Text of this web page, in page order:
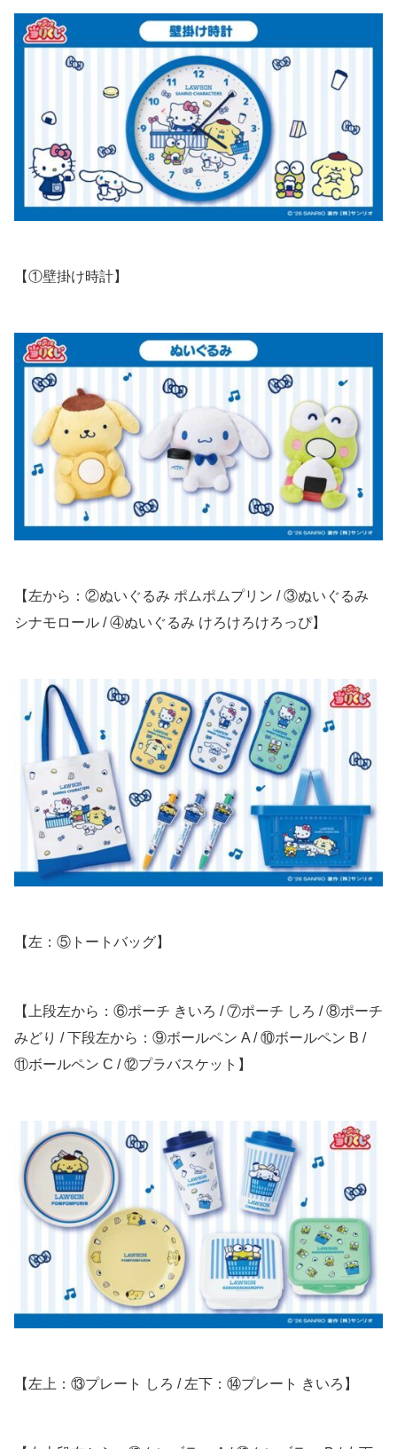
【①壁掛け時計】
【左から：②ぬいぐるみ ポムポムプリン / ③ぬいぐるみ
シナモロール / ④ぬいぐるみ けろけろけろっぴ】
【左：⑤トートバッグ】
【上段左から：⑥ポーチ きいろ / ⑦ポーチ しろ / ⑧ポーチ
みどり / 下段左から：⑨ボールペン A / ⑩ボールペン B /
⑪ボールペン C / ⑫プラバスケット】
【左上：⑬プレート しろ / 左下：⑭プレート きいろ】